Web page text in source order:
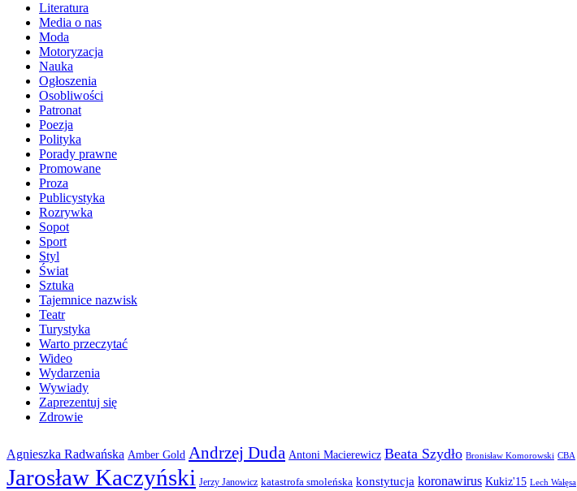
Literatura
Media o nas
Moda
Motoryzacja
Nauka
Ogłoszenia
Osobliwości
Patronat
Poezja
Polityka
Porady prawne
Promowane
Proza
Publicystyka
Rozrywka
Sopot
Sport
Styl
Świat
Sztuka
Tajemnice nazwisk
Teatr
Turystyka
Warto przeczytać
Wideo
Wydarzenia
Wywiady
Zaprezentuj się
Zdrowie
Agnieszka Radwańska Amber Gold Andrzej Duda Antoni Macierewicz Beata Szydło Bronisław Komorowski CBA
Jarosław Kaczyński Jerzy Janowicz katastrofa smoleńska konstytucja koronawirus Kukiz'15 Lech Wałęsa